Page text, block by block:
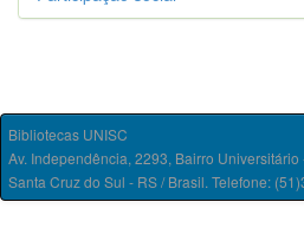
Bibliotecas UNISC
Av. Independência, 2293, Bairro
Santa Cruz do Sul - RS / Brasil. Telefone: